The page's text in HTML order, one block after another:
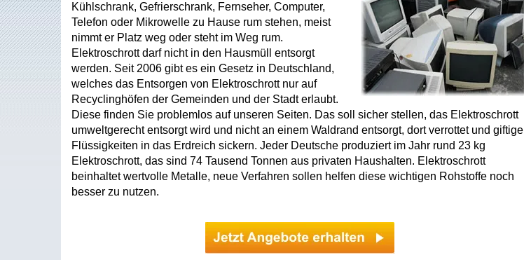
Kühlschrank, Gefrierschrank, Fernseher, Computer,
Telefon oder Mikrowelle zu Hause rum stehen, meist
nimmt er Platz weg oder steht im Weg rum.
Elektroschrott darf nicht in den Hausmüll entsorgt
werden. Seit 2006 gibt es ein Gesetz in Deutschland,
welches das Entsorgen von Elektroschrott nur auf
Recyclinghöfen der Gemeinden und der Stadt erlaubt.
Diese finden Sie problemlos auf unseren Seiten. Das soll sicher stellen, das Elektroschrott
umweltgerecht entsorgt wird und nicht an einem Waldrand entsorgt, dort verrottet und giftige
Flüssigkeiten in das Erdreich sickern. Jeder Deutsche produziert im Jahr rund 23 kg
Elektroschrott, das sind 74 Tausend Tonnen aus privaten Haushalten. Elektroschrott
beinhaltet wertvolle Metalle, neue Verfahren sollen helfen diese wichtigen Rohstoffe noch
besser zu nutzen.